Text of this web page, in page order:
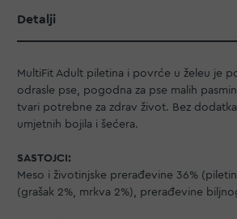
Detalji
MultiFit Adult piletina i povrće u želeu je
odrasle pse, pogodna za pse malih
tvari potrebne za zdrav život. Bez dodatka
umjetnih bojila i šećera.
SASTOJCI:
Meso i životinjske prerađevine 36%
(grašak 2%, mrkva 2%), prerađevine